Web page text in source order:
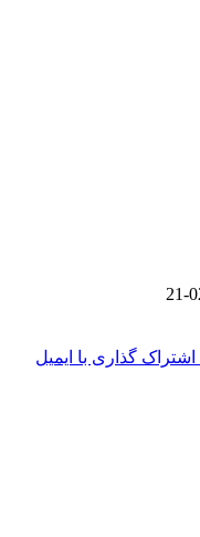
اشتراک گذاری با ایمیل